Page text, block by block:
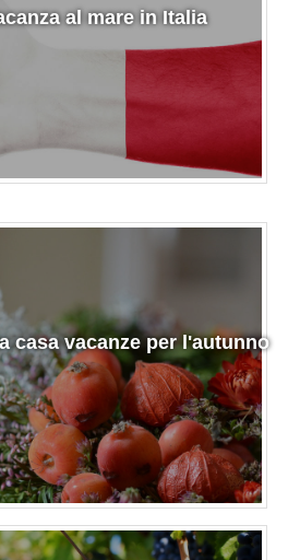
al mare in Italia
casa vacanze per l'autunno